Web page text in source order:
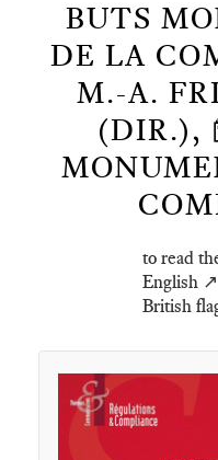
BUTS
DE LA
M.-A.
(DIR.),
to read
English
British